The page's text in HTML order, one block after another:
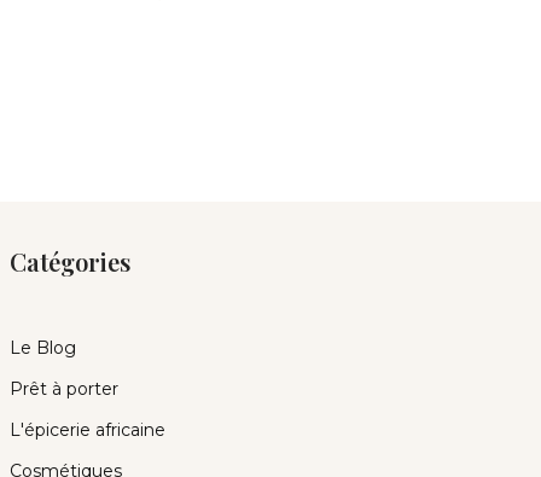
Catégories
Le Blog
Prêt à porter
L'épicerie africaine
Cosmétiques